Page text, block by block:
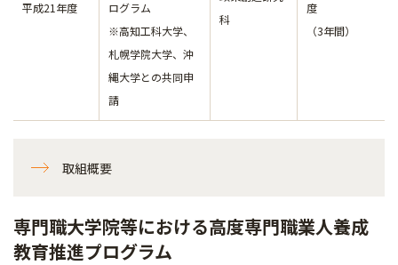
平成21年度
ログラム
※高知工科大学、
札幌学院大学、沖
縄大学との共同申
請
科
度
（3年間）
取組概要
専門職大学院等における高度専門職業人養成
教育推進プログラム